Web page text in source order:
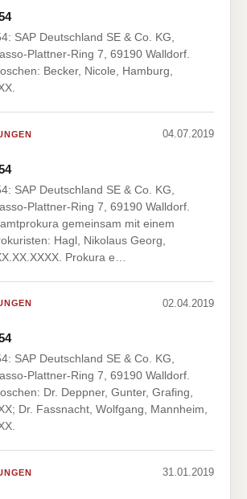
SAP Deutschland SE & Co. KG,
Plattner-Ring 7, 69190 Walldorf.
Becker, Nicole, Hamburg,
04.07.2019
SAP Deutschland SE & Co. KG,
Plattner-Ring 7, 69190 Walldorf.
gemeinsam mit einem
Hagl, Nikolaus Georg,
Prokura e…
02.04.2019
SAP Deutschland SE & Co. KG,
Plattner-Ring 7, 69190 Walldorf.
Dr. Deppner, Gunter, Grafing,
Dr. Fassnacht, Wolfgang, Mannheim,
31.01.2019